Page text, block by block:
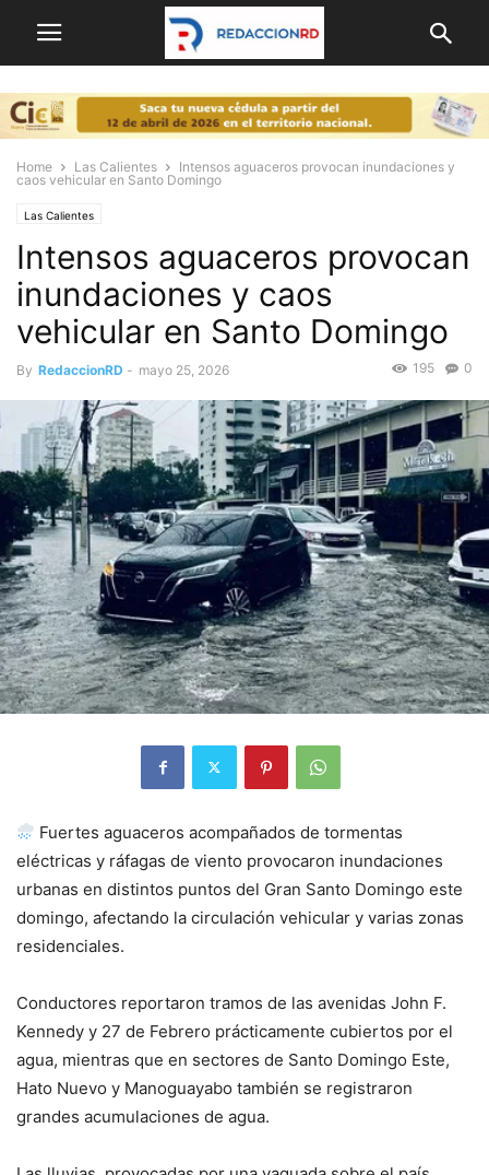
Home Las Calientes
Intensos aguaceros provocan inundaciones y
caos vehicular en Santo Domingo
Las Calientes
Intensos aguaceros provocan
inundaciones y caos
vehicular en Santo Domingo
By RedaccionRD - mayo 25, 2026 0
195
Fuertes aguaceros acompañados de tormentas
eléctricas y ráfagas de viento provocaron inundaciones
urbanas en distintos puntos del Gran Santo Domingo este
domingo, afectando la circulación vehicular y varias zonas
residenciales.
Conductores reportaron tramos de las avenidas John F.
Kennedy y 27 de Febrero prácticamente cubiertos por el
agua, mientras que en sectores de Santo Domingo Este,
Hato Nuevo y Manoguayabo también se registraron
grandes acumulaciones de agua.